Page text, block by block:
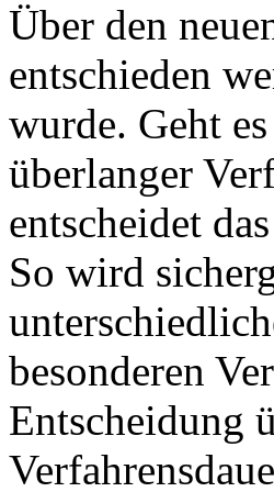
Über den
entschieden
wurde. Geht
überlanger
entscheidet
So wird
besonderen
Entscheidung